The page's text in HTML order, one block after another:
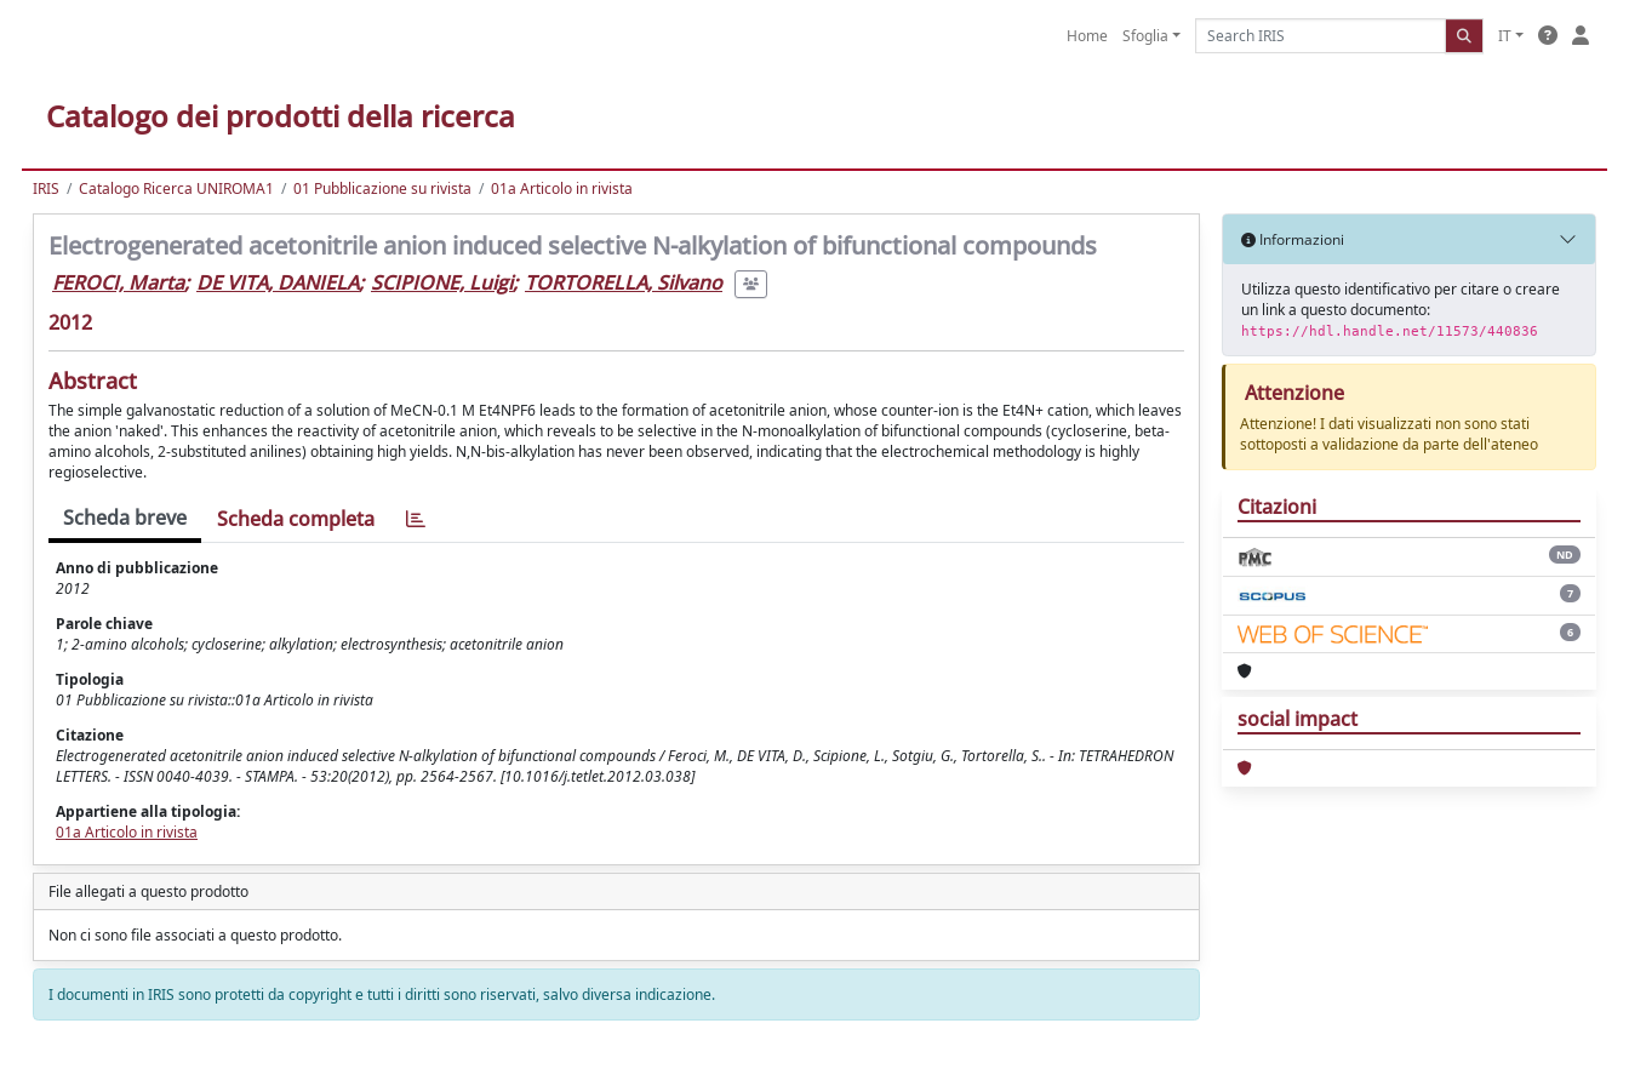
Home Sfoglia IT
Catalogo dei prodotti della ricerca
IRIS Catalogo Ricerca UNIROMA1 01 Pubblicazione su rivista 01a Articolo in rivista
Electrogenerated acetonitrile anion induced selective N-alkylation of bifunctional compounds
FEROCI, Marta; DE VITA, DANIELA; SCIPIONE, Luigi; TORTORELLA, Silvano
2012
Abstract
The simple galvanostatic reduction of a solution of MeCN-0.1 M Et4NPF6 leads to the formation of acetonitrile anion, whose counter-ion is the Et4N+ cation, which leaves
the anion 'naked'. This enhances the reactivity of acetonitrile anion, which reveals to be selective in the N-monoalkylation of bifunctional compounds (cycloserine, beta-
amino alcohols, 2-substituted anilines) obtaining high yields. N,N-bis-alkylation has never been observed, indicating that the electrochemical methodology is highly
regioselective.
Scheda breve Scheda completa
Anno di pubblicazione
2012
Parole chiave
1; 2-amino alcohols; cycloserine; alkylation; electrosynthesis; acetonitrile anion
Tipologia
01 Pubblicazione su rivista::01a Articolo in rivista
Citazione
Electrogenerated acetonitrile anion induced selective N-alkylation of bifunctional compounds / Feroci, M., DE VITA, D., Scipione, L., Sotgiu, G., Tortorella, S.. - In: TETRAHEDRON
LETTERS. - ISSN 0040-4039. - STAMPA. - 53:20(2012), pp. 2564-2567. [10.1016/j.tetlet.2012.03.038]
Appartiene alla tipologia:
01a Articolo in rivista
File allegati a questo prodotto
Non ci sono file associati a questo prodotto.
I documenti in IRIS sono protetti da copyright e tutti i diritti sono riservati, salvo diversa indicazione.
Informazioni
Utilizza questo identificativo per citare o creare
un link a questo documento:
https://hdl.handle.net/11573/440836
Attenzione
Attenzione! I dati visualizzati non sono stati
sottoposti a validazione da parte dell'ateneo
Citazioni
ND
7
6
social impact